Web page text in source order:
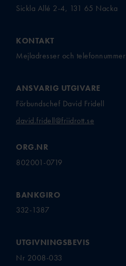
Sickla Allé 2-4, 131 65 Nacka
KONTAKT
Mejladresser och telefonnummer
ANSVARIG UTGIVARE
Förbundschef David Fridell
david.fridell@friidrott.se
ORG.NR
802001-0719
BANKGIRO
332-1387
UTGIVNINGSBEVIS
Nr 2008-033